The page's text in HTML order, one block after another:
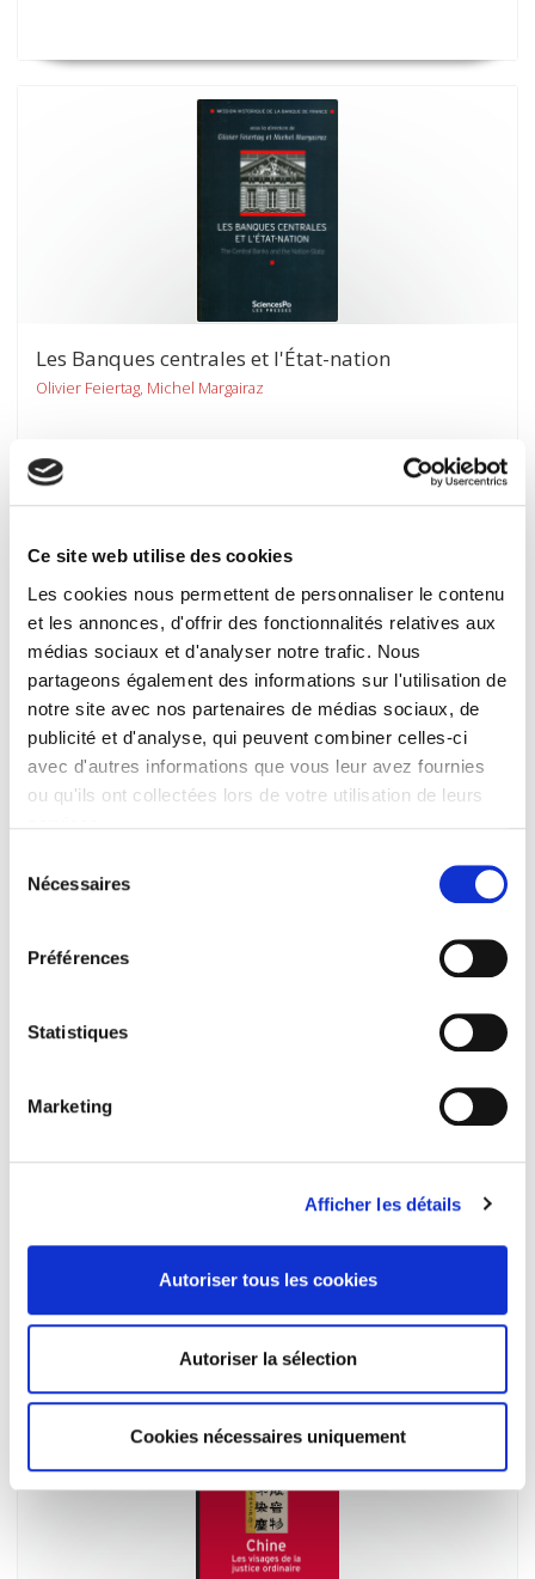
Ce site web utilise des cookies
Les cookies nous permettent de personnaliser le contenu
et les annonces, d'offrir des fonctionnalités relatives aux
médias sociaux et d'analyser notre trafic. Nous
partageons également des informations sur l'utilisation de
notre site avec nos partenaires de médias sociaux, de
publicité et d'analyse, qui peuvent combiner celles-ci
avec d'autres informations que vous leur avez fournies
ou qu'ils ont collectées lors de votre utilisation de leurs
Nécessaires
Préférences
Statistiques
Marketing
Afficher les détails
Autoriser tous les cookies
Autoriser la sélection
Cookies nécessaires uniquement
Les Banques centrales et l'État-nation
Olivier Feiertag, Michel Margairaz
Capitalismes agraires
Stéphanie Barral
Santé mondiale. Enjeu stratégique, jeux
diplomatiques
Dominique Kerouedan, Joseph Brunet-Jailly